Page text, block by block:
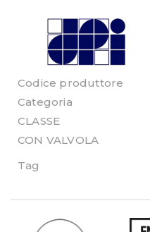
Codice produttore
Categoria
CLASSE
CON VALVOLA
Tag